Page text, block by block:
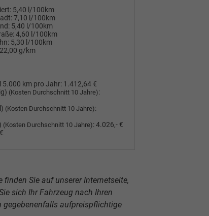
5,40 l/100km
7,10 l/100km
5,40 l/100km
4,60 l/100km
5,30 l/100km
g/km
km pro Jahr: 1.412,64 €
(Kosten Durchschnitt 10 Jahre):
(Kosten Durchschnitt 10 Jahre):
(Kosten Durchschnitt 10 Jahre):4.026,- €
Sie auf unserer Internetseite,
sich Ihr Fahrzeug nach Ihren
gegebenenfalls aufpreispflichtige